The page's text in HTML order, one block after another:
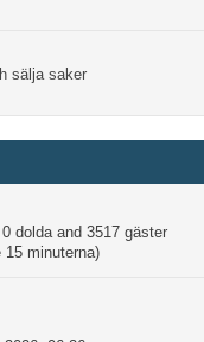
sälja saker
dolda and 3517 gäster
15 minuterna)